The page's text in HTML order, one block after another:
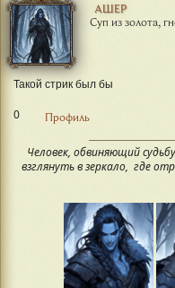
АШЕР
Суп из золота,
Такой стрик был бы
0 Профиль
Человек, обвиняющий
взглянуть в зеркало, где